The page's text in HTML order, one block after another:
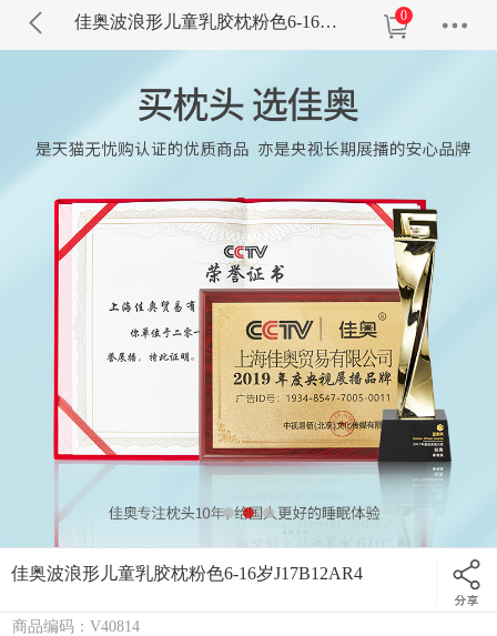
佳奥波浪形儿童乳胶枕粉色6-16岁J17B12AR4 0
佳奥波浪形儿童乳胶枕粉色6-16岁J17B12AR4
商品编码：V40814